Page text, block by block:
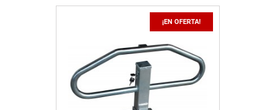
¡EN OFERTA!